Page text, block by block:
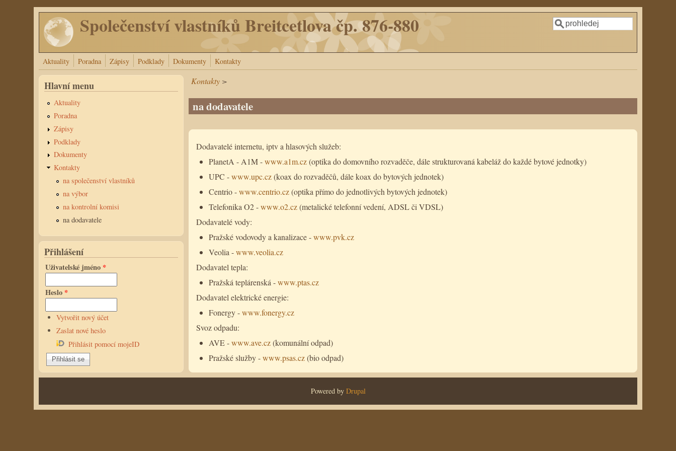
Přejít k hlavnímu obsahuSpolečenství vlastníků Breitcetlova čp. 876-880 Vyhledávání
Hledat
Aktuality Poradna Zápisy Podklady Dokumenty Kontakty
Kontakty>
na dodavatele
Dodavatelé internetu, iptv a hlasových služeb:
PlanetA - A1M -www.a1m.cz(optika do domovního rozvaděče, dále strukturovaná kabeláž do každé bytové jednotky)
UPC -www.upc.cz(koax do rozvaděčů, dále koax do bytových jednotek)
Centrio -www.centrio.cz(optika přímo do jednotlivých bytových jednotek)
Telefonika O2 -www.o2.cz(metalické telefonní vedení, ADSL či VDSL)
Dodavatelé vody:
Pražské vodovody a kanalizace -www.pvk.cz
Veolia -www.veolia.cz
Dodavatel tepla:
Pražská teplárenská -www.ptas.cz
Dodavatel elektrické energie:
Fonergy -www.fonergy.cz
Svoz odpadu:
AVE -www.ave.cz(komunální odpad)
Pražské služby -www.psas.cz(bio odpad)
Hlavní menu
Aktuality
Poradna
Zápisy
Podklady
Dokumenty
Kontakty
na společenství vlastníků
na výbor
na kontrolní komisi
na dodavatele
Přihlášení
Uživatelské jméno *
Heslo *
Vytvořit nový účet
Zaslat nové heslo
Přihlásit pomocí mojeID
Powered by Drupal